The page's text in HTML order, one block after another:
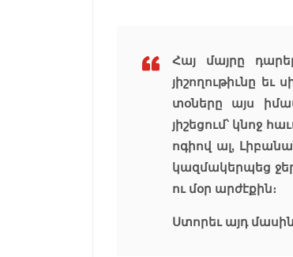
Հայ մայրը
յիշողութիւնը եւ
տօները այս
յիշեցում՝ կնոջ
ոգիով ալ,
կազմակերպեց
ու մօր արժէքին։
Ստորեւ այդ